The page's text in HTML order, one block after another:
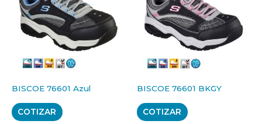
BISCOE 76601 Azul
COTIZAR
BISCOE 76601 BKGY
COTIZAR